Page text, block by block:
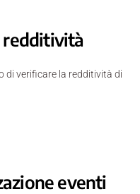
di verificare la redditività di
eventi